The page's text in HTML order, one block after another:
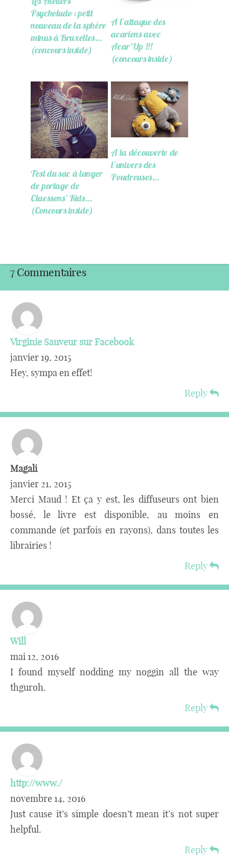
Psycholudo : petit
nouveau de la sphère
minus à Bruxelles…
(concours inside)
A l’attaque des
acariens avec
Acar’Up !!!
(concours inside)
Test du sac à langer
de portage de
Claessens’ Kids…
(Concours inside)
A la découverte de
l’univers des
Poudreuses…
7 Commentaires
Virginie Sauveur sur Facebook
janvier 19, 2015
Hey, sympa en effet!
Reply
Magali
janvier 21, 2015
Merci Maud ! Et ça y est, les diffuseurs ont bien
bossé, le livre est disponible, au moins en
commande (et parfois en rayons), dans toutes les
librairies !
Reply
Will
mai 12, 2016
I found myself nodding my noggin all the way
thguroh.
Reply
http://www./
novembre 14, 2016
Just cause it’s simple doesn’t mean it’s not super
helpful.
Reply